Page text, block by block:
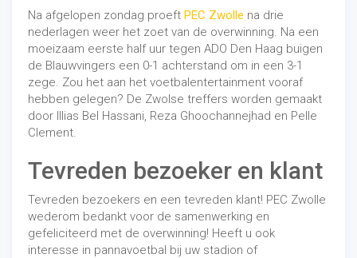
Na afgelopen zondag proeft PEC Zwolle na drie
nederlagen weer het zoet van de overwinning. Na een
moeizaam eerste half uur tegen ADO Den Haag buigen
de Blauwvingers een 0-1 achterstand om in een 3-1
zege. Zou het aan het voetbalentertainment vooraf
hebben gelegen? De Zwolse treffers worden gemaakt
door Illias Bel Hassani, Reza Ghoochannejhad en Pelle
Clement.
Tevreden bezoeker en klant
Tevreden bezoekers en een tevreden klant! PEC Zwolle
wederom bedankt voor de samenwerking en
gefeliciteerd met de overwinning! Heeft u ook
interesse in pannavoetbal bij uw stadion of